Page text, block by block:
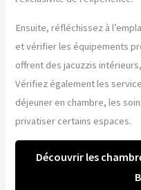
Ensuite, réfléchissez à
et vérifier les équipements
offrent des jacuzzis
Vérifiez également les
déjeuner en chambre, les
privatiser certains espaces.
Découvrir les